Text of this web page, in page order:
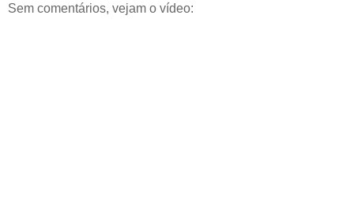
Sem comentários, vejam o vídeo: